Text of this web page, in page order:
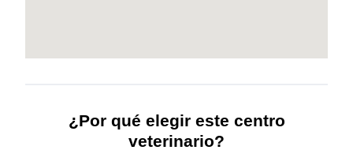
¿Por qué elegir este centro
veterinario?